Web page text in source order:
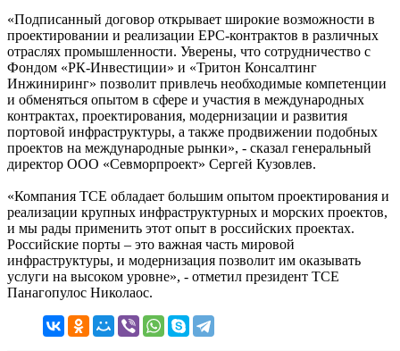
«Подписанный договор открывает широкие возможности в
проектировании и реализации EPC-контрактов в различных
отраслях промышленности. Уверены, что сотрудничество с
Фондом «РК-Инвестиции» и «Тритон Консалтинг
Инжиниринг» позволит привлечь необходимые компетенции
и обменяться опытом в сфере и участия в международных
контрактах, проектирования, модернизации и развития
портовой инфраструктуры, а также продвижении подобных
проектов на международные рынки», - сказал генеральный
директор ООО «Севморпроект» Сергей Кузовлев.
«Компания TCE обладает большим опытом проектирования и
реализации крупных инфраструктурных и морских проектов,
и мы рады применить этот опыт в российских проектах.
Российские порты – это важная часть мировой
инфраструктуры, и модернизация позволит им оказывать
услуги на высоком уровне», - отметил президент TCE
Панагопулос Николаос.